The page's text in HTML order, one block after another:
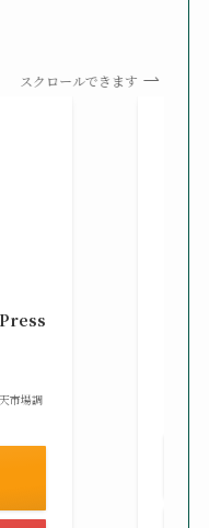
スクロールできます
市場調